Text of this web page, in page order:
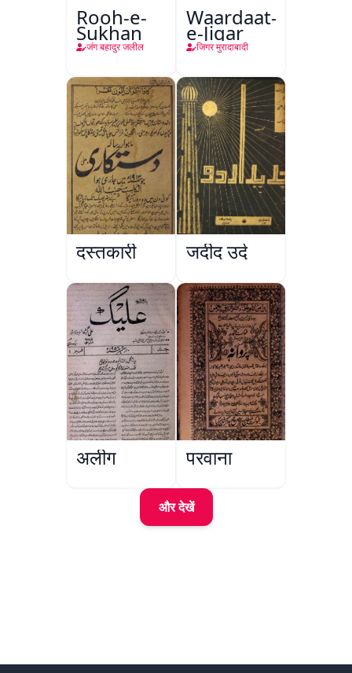
Rooh-e-
Sukhan
जंग बहादुर जलील
Waardaat-
e-Jigar
जिगर मुरादाबादी
दस्तकारी जदीद उर्दू
अलीग परवाना
और देखें